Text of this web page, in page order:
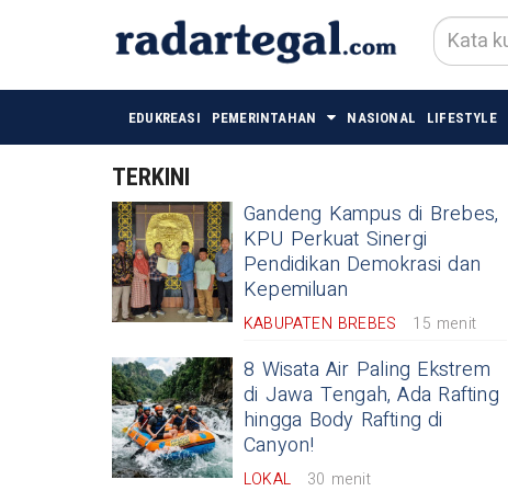
EDUKREASI PEMERINTAHAN NASIONAL LIFESTYLE
TERKINI
Gandeng Kampus di Brebes,
KPU Perkuat Sinergi
Pendidikan Demokrasi dan
Kepemiluan
KABUPATEN BREBES 15 menit
8 Wisata Air Paling Ekstrem
di Jawa Tengah, Ada Rafting
hingga Body Rafting di
Canyon!
LOKAL 30 menit